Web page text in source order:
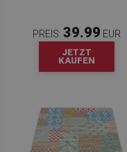
PREIS: 39.99 EUR
JETZT
KAUFEN